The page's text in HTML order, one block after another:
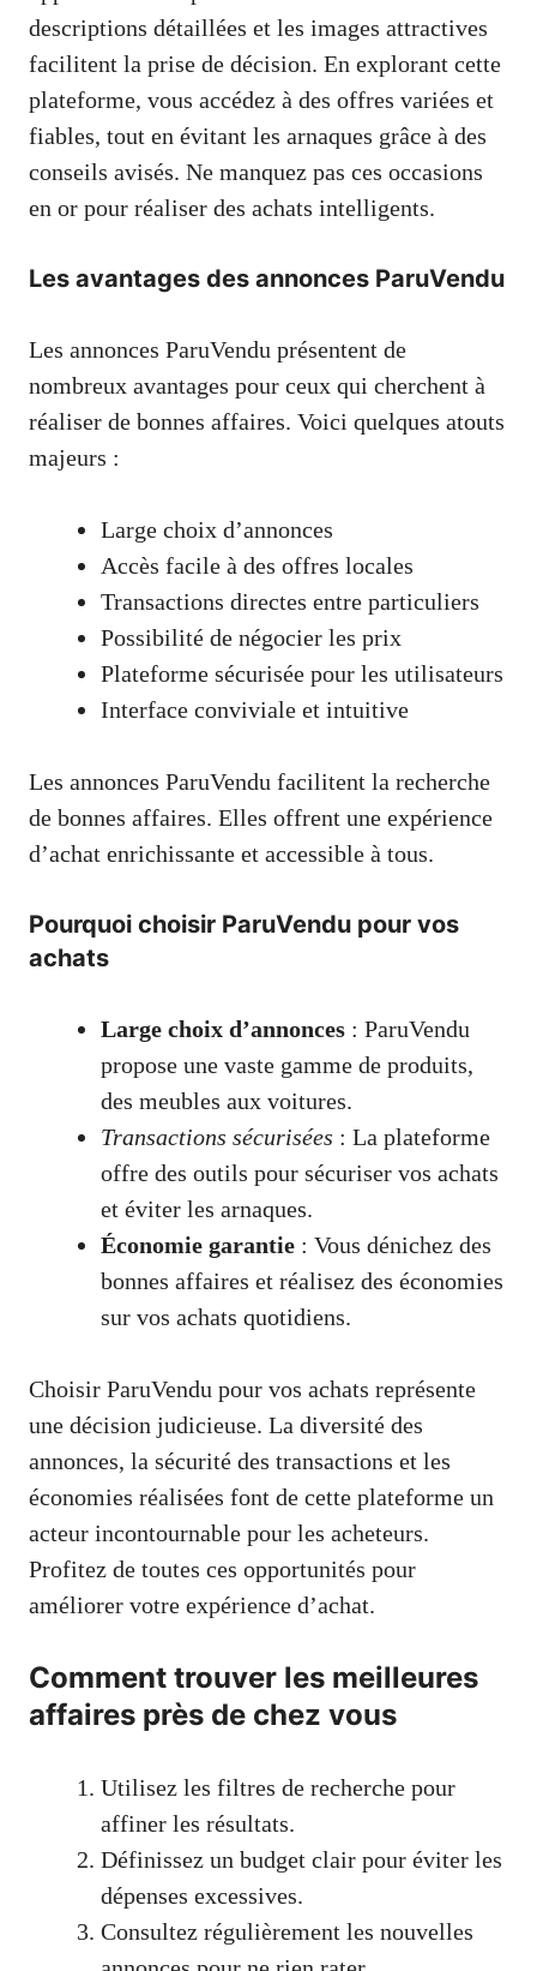
descriptions détaillées et les images attractives
facilitent la prise de décision. En explorant cette
plateforme, vous accédez à des offres variées et
fiables, tout en évitant les arnaques grâce à des
conseils avisés. Ne manquez pas ces occasions
en or pour réaliser des achats intelligents.
Les avantages des annonces ParuVendu
Les annonces ParuVendu présentent de
nombreux avantages pour ceux qui cherchent à
réaliser de bonnes affaires. Voici quelques atouts
majeurs :
Large choix d’annonces
Accès facile à des offres locales
Transactions directes entre particuliers
Possibilité de négocier les prix
Plateforme sécurisée pour les utilisateurs
Interface conviviale et intuitive
Les annonces ParuVendu facilitent la recherche
de bonnes affaires. Elles offrent une expérience
d’achat enrichissante et accessible à tous.
Pourquoi choisir ParuVendu pour vos
achats
Large choix d’annonces : ParuVendu
propose une vaste gamme de produits,
des meubles aux voitures.
Transactions sécurisées : La plateforme
offre des outils pour sécuriser vos achats
et éviter les arnaques.
Économie garantie : Vous dénichez des
bonnes affaires et réalisez des économies
sur vos achats quotidiens.
Choisir ParuVendu pour vos achats représente
une décision judicieuse. La diversité des
annonces, la sécurité des transactions et les
économies réalisées font de cette plateforme un
acteur incontournable pour les acheteurs.
Profitez de toutes ces opportunités pour
améliorer votre expérience d’achat.
Comment trouver les meilleures
affaires près de chez vous
Utilisez les filtres de recherche pour
affiner les résultats.
Définissez un budget clair pour éviter les
dépenses excessives.
Consultez régulièrement les nouvelles